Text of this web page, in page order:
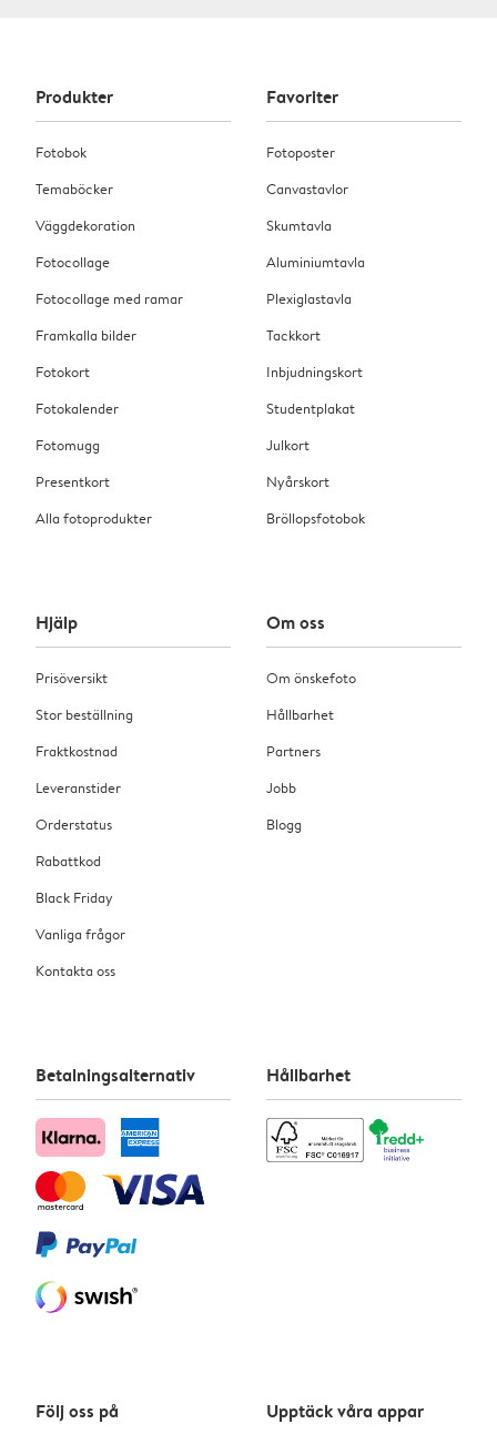
Produkter
Fotobok
Temaböcker
Väggdekoration
Fotocollage
Fotocollage med ramar
Framkalla bilder
Fotokort
Fotokalender
Fotomugg
Presentkort
Alla fotoprodukter
Favoriter
Fotoposter
Canvastavlor
Skumtavla
Aluminiumtavla
Plexiglastavla
Tackkort
Inbjudningskort
Studentplakat
Julkort
Nyårskort
Bröllopsfotobok
Hjälp
Prisöversikt
Stor beställning
Fraktkostnad
Leveranstider
Orderstatus
Rabattkod
Black Friday
Vanliga frågor
Kontakta oss
Om oss
Om önskefoto
Hållbarhet
Partners
Jobb
Blogg
Betalningsalternativ Hållbarhet
Följ oss på Upptäck våra appar